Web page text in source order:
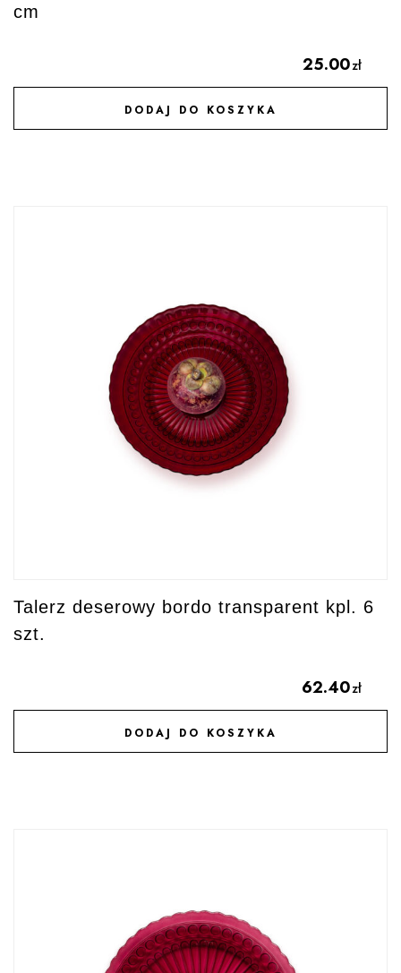
cm
25.00zł
DODAJ DO KOSZYKA
DODAJ DO ULUBIONYCH
Talerz deserowy bordo transparent kpl. 6
szt.
62.40zł
DODAJ DO KOSZYKA
DODAJ DO ULUBIONYCH